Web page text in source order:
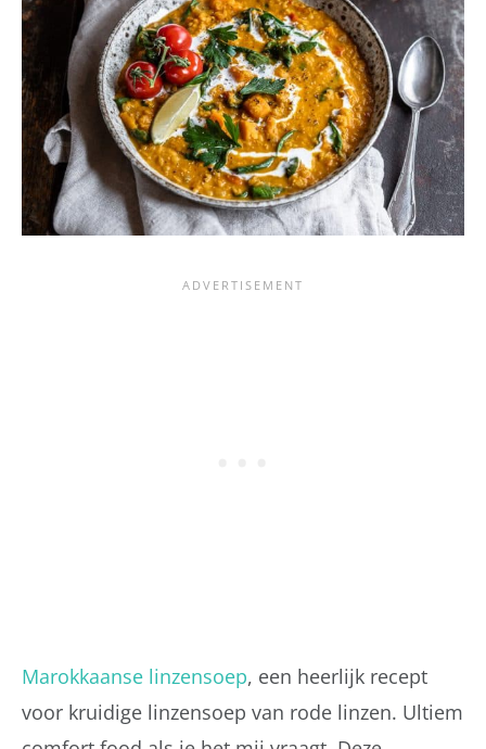
Marokkaanse linzensoep, een heerlijk recept
voor kruidige linzensoep van rode linzen. Ultiem